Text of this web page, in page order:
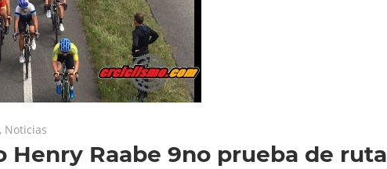
, Noticias
Henry Raabe 9no prueba de ruta